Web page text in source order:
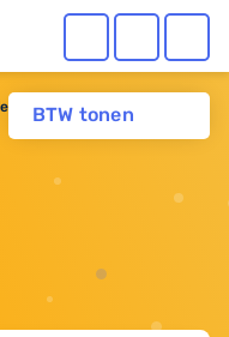
BTW tonen
Webhosting